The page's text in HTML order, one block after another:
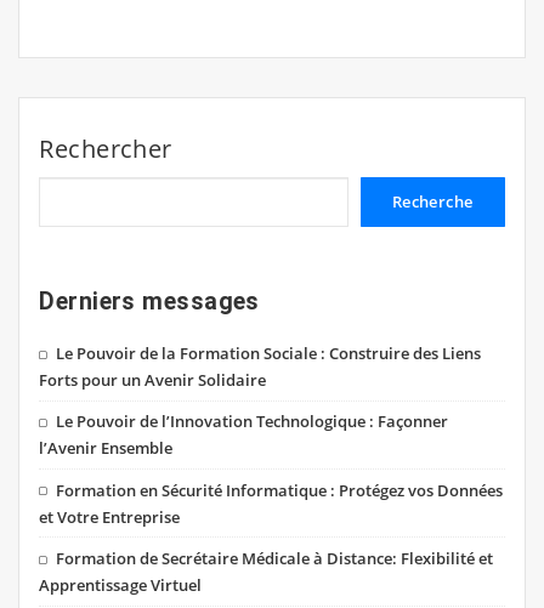
Rechercher
Recherche
Derniers messages
Le Pouvoir de la Formation Sociale : Construire des Liens
Forts pour un Avenir Solidaire
Le Pouvoir de l’Innovation Technologique : Façonner
l’Avenir Ensemble
Formation en Sécurité Informatique : Protégez vos Données
et Votre Entreprise
Formation de Secrétaire Médicale à Distance: Flexibilité et
Apprentissage Virtuel